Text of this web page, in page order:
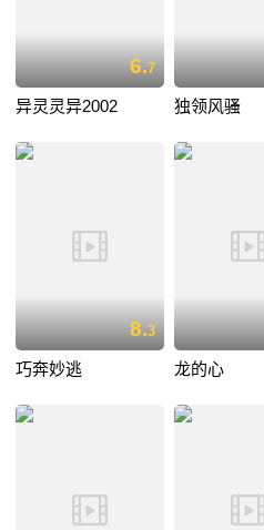
6.7
异灵灵异2002 独领风骚
8.3
巧奔妙逃 龙的心